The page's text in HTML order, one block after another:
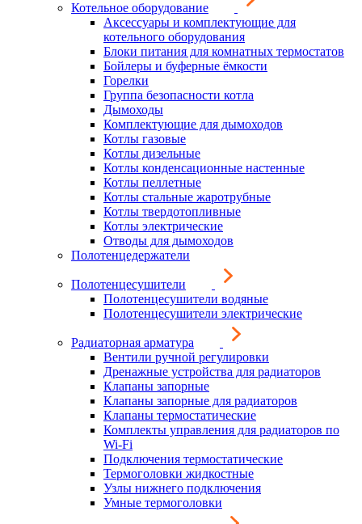
Котельное оборудование
Аксессуары и комплектующие для
котельного оборудования
Блоки питания для комнатных термостатов
Бойлеры и буферные ёмкости
Горелки
Группа безопасности котла
Дымоходы
Комплектующие для дымоходов
Котлы газовые
Котлы дизельные
Котлы конденсационные настенные
Котлы пеллетные
Котлы стальные жаротрубные
Котлы твердотопливные
Котлы электрические
Отводы для дымоходов
Полотенцедержатели
Полотенцесушители
Полотенцесушители водяные
Полотенцесушители электрические
Радиаторная арматура
Вентили ручной регулировки
Дренажные устройства для радиаторов
Клапаны запорные
Клапаны запорные для радиаторов
Клапаны термостатические
Комплекты управления для радиаторов по
Wi-Fi
Подключения термостатические
Термоголовки жидкостные
Узлы нижнего подключения
Умные термоголовки